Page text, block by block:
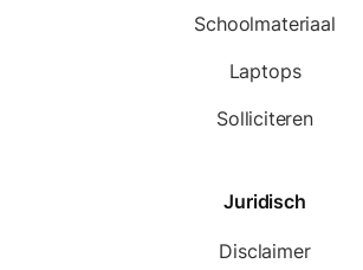
Schoolmateriaal
Laptops
Solliciteren
Juridisch
Disclaimer